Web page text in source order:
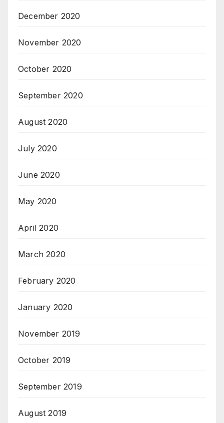
December 2020
November 2020
October 2020
September 2020
August 2020
July 2020
June 2020
May 2020
April 2020
March 2020
February 2020
January 2020
November 2019
October 2019
September 2019
August 2019